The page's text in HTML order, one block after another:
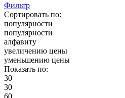
Фильтр
Сортировать по:
популярности
популярности
алфавиту
увеличению цены
уменьшению цены
Показать по:
30
30
60